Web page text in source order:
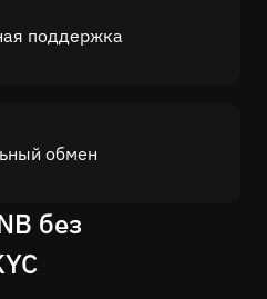
поддержка
обмен
без